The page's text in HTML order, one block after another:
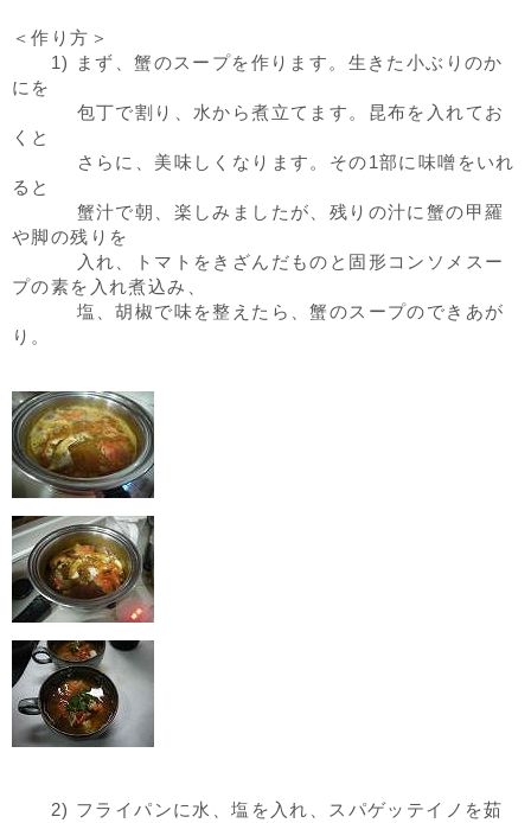
＜作り方＞
1) まず、蟹のスープを作ります。生きた小ぶりのか
にを
包丁で割り、水から煮立てます。昆布を入れてお
くと
さらに、美味しくなります。その1部に味噌をいれ
ると
蟹汁で朝、楽しみましたが、残りの汁に蟹の甲羅
や脚の残りを
入れ、トマトをきざんだものと固形コンソメスー
プの素を入れ煮込み、
塩、胡椒で味を整えたら、蟹のスープのできあが
り。
2) フライパンに水、塩を入れ、スパゲッテイノを茹